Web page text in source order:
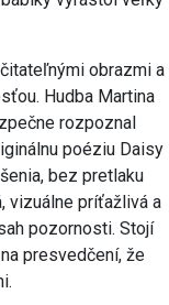
obrazmi a
Hudba Martina
rozpoznal
poéziu Daisy
bez pretlaku
vizuálne príťažlivá a
pozornosti. Stojí
presvedčení, že